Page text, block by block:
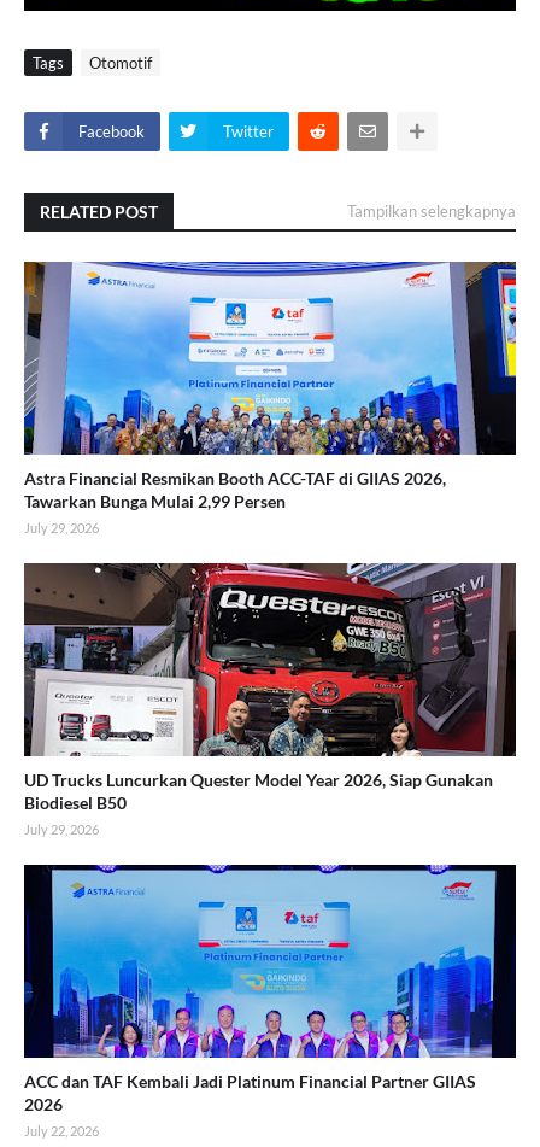
Tags Otomotif
Facebook Twitter
RELATED POST Tampilkan selengkapnya
Astra Financial Resmikan Booth ACC-TAF di GIIAS 2026,
Tawarkan Bunga Mulai 2,99 Persen
July 29, 2026
UD Trucks Luncurkan Quester Model Year 2026, Siap Gunakan
Biodiesel B50
July 29, 2026
ACC dan TAF Kembali Jadi Platinum Financial Partner GIIAS
2026
July 22, 2026